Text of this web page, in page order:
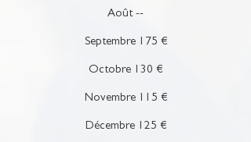
Août --
Septembre 175 €
Octobre 130 €
Novembre 115 €
Décembre 125 €